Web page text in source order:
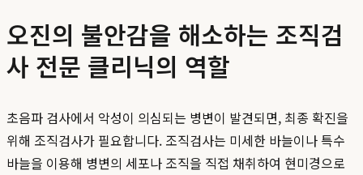
오진의 불안감을 해소하는 조직검
사 전문 클리닉의 역할
초음파 검사에서 악성이 의심되는 병변이 발견되면, 최종 확진을
위해 조직검사가 필요합니다. 조직검사는 미세한 바늘이나 특수
바늘을 이용해 병변의 세포나 조직을 직접 채취하여 현미경으로